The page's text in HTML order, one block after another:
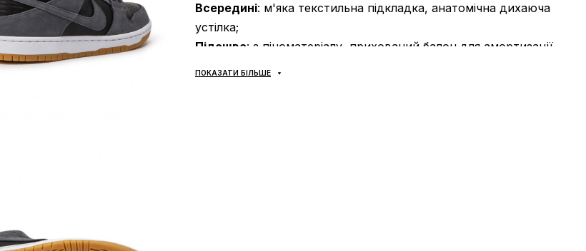
Всередині: м'яка текстильна підкладка, анатомічна дихаюча
устілка;
Підошва: з піноматеріалу, прихований балон для амортизації
ПОКАЗАТИ БІЛЬШЕ